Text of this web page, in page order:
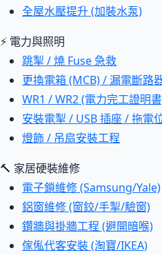
全屋水壓提升 (加裝水泵)
⚡ 電力與照明
跳掣 / 燒 Fuse 急救
更換電箱 (MCB) / 漏電斷路
WR1 / WR2 (電力完工證明
安裝電掣 / USB 插座 / 拖電
燈飾 / 吊扇安裝工程
🔨 家居硬裝維修
電子鎖維修 (Samsung/Yale)
鋁窗維修 (窗鉸/手掣/驗窗)
鑽牆與掛牆工程 (避開暗喉)
傢俬代客安裝 (淘寶/IKEA)